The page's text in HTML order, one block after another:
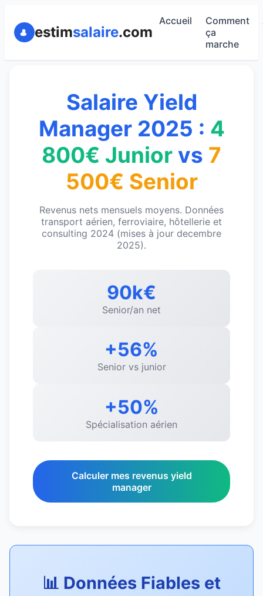
estimsalaire.com
Accueil
Comment
ça
marche
Salaire Yield
Manager 2025 : 4
800€ Junior vs 7
500€ Senior
Revenus nets mensuels moyens. Données
transport aérien, ferroviaire, hôtellerie et
consulting 2024 (mises à jour decembre
2025).
90k€
Senior/an net
+56%
Senior vs junior
+50%
Spécialisation aérien
Calculer mes revenus yield
manager
📊 Données Fiables et